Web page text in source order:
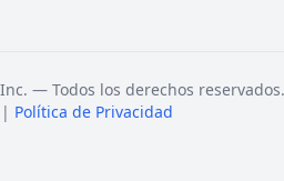
— Todos los derechos reservados.
| Política de Privacidad